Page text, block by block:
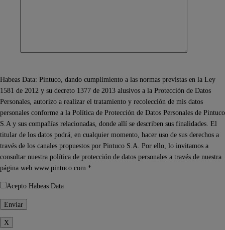
Habeas Data: Pintuco, dando cumplimiento a las normas previstas en la Ley
1581 de 2012 y su decreto 1377 de 2013 alusivos a la Protección de Datos
Personales, autorizo a realizar el tratamiento y recolección de mis datos
personales conforme a la Política de Protección de Datos Personales de Pintuco
S.A y sus compañías relacionadas, donde allí se describen sus finalidades. El
titular de los datos podrá, en cualquier momento, hacer uso de sus derechos a
través de los canales propuestos por Pintuco S.A. Por ello, lo invitamos a
consultar nuestra política de protección de datos personales a través de nuestra
página web www.pintuco.com.*
Acepto Habeas Data
X